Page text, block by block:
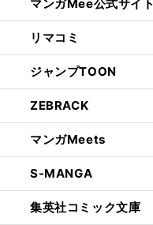
マンガMee公式サイト
リマコミ
ジャンプTOON
ZEBRACK
マンガMeets
S-MANGA
集英社コミック文庫